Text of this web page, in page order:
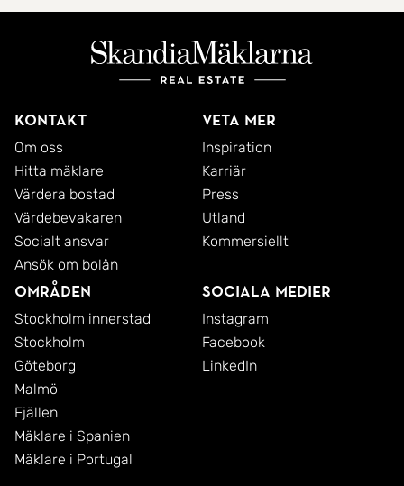
Kontakt
Om oss
Hitta mäklare
Värdera bostad
Värdebevakaren
Socialt ansvar
Ansök om bolån
Veta mer
Inspiration
Karriär
Press
Utland
Kommersiellt
Områden
Stockholm innerstad
Stockholm
Göteborg
Malmö
Fjällen
Mäklare i Spanien
Mäklare i Portugal
Sociala medier
Instagram
Facebook
LinkedIn